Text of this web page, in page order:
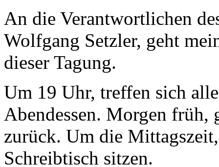
An die Verantwortlichen
Wolfgang Setzler, geht
dieser Tagung.
Um 19 Uhr, treffen sich
Abendessen. Morgen
zurück. Um die
Schreibtisch sitzen.